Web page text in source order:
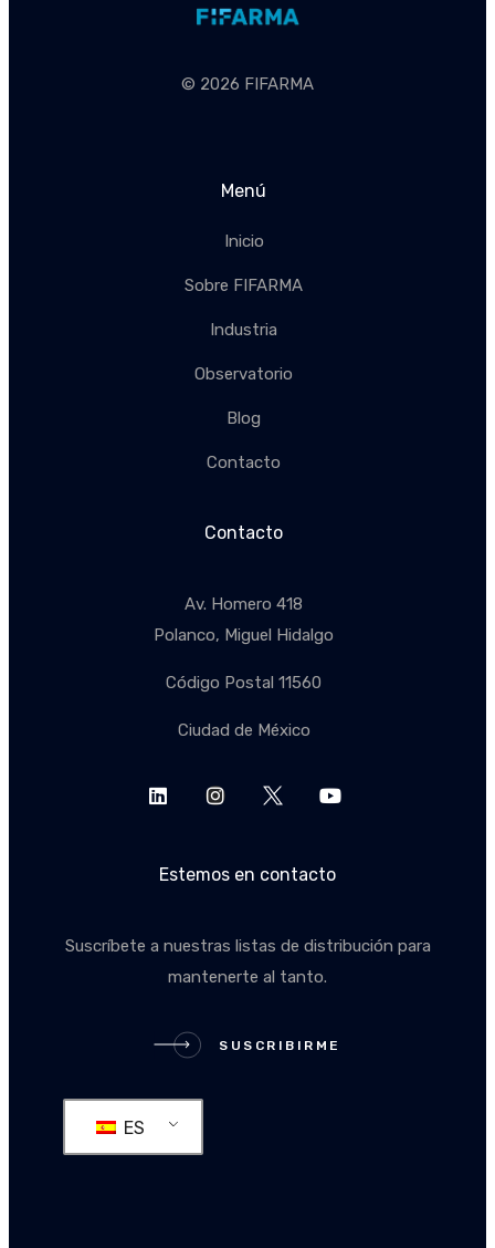
© 2026 FIFARMA
Menú
Inicio
Sobre FIFARMA
Industria
Observatorio
Blog
Contacto
Contacto
Av. Homero 418
Polanco, Miguel Hidalgo
Código Postal 11560
Ciudad de México
Estemos en contacto
Suscríbete a nuestras listas de distribución para
mantenerte al tanto.
SUSCRIBIRME
SUSCRIBIRME
ES